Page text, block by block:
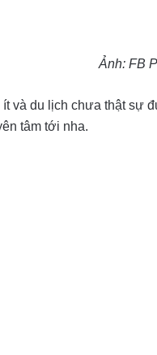
Ảnh: FB
và du lịch chưa thật sự
tâm tới nha.